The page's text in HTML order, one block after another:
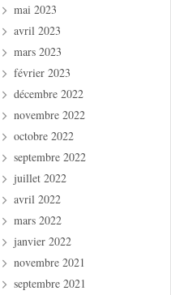
mai 2023
avril 2023
mars 2023
février 2023
décembre 2022
novembre 2022
octobre 2022
septembre 2022
juillet 2022
avril 2022
mars 2022
janvier 2022
novembre 2021
septembre 2021